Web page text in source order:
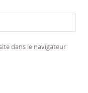
dans le navigateur